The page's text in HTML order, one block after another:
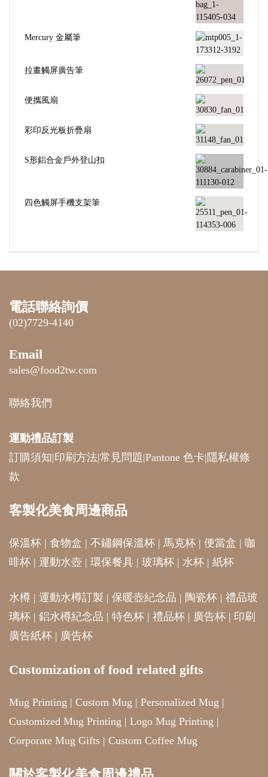
Mercury 金屬筆
拉畫觸屏廣告筆
便攜風扇
彩印反光板折疊扇
S形鋁合金戶外登山扣
四色觸屏手機支架筆
電話聯絡詢價
(02)7729-4140
Email
sales@food2tw.com
聯絡我們
運動禮品訂製
訂購須知|印刷方法|常見問題|Pantone 色卡| 隱私權條
款
客製化美食周邊商品
保溫杯 | 食物盒 | 不鏽鋼保溫杯 | 馬克杯 | 便當盒 | 咖
啡杯 | 運動水壺 | 環保餐具 | 玻璃杯 | 水杯 | 紙杯
水樽 | 運動水樽訂製 | 保暖壺紀念品 | 陶瓷杯 | 禮品玻
璃杯 | 鋁水樽紀念品 | 特色杯 | 禮品杯 | 廣告杯 | 印刷
廣告紙杯 | 廣告杯
Customization of food related gifts
Mug Printing | Custom Mug | Personalized Mug |
Customized Mug Printing | Logo Mug Printing |
Corporate Mug Gifts | Custom Coffee Mug